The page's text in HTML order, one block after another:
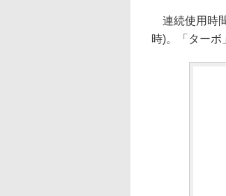
連続使用時
時)。「ターボ